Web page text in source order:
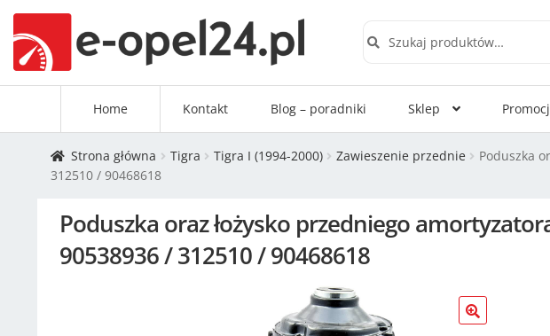
Home Kontakt Blog – poradniki Sklep
Strona główna Tigra Tigra I (1994-2000) Zawieszenie przednie
Poduszka
312510 / 90468618
Poduszka oraz łożysko przedniego
90538936 / 312510 / 90468618